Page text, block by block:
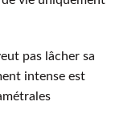
pas lâcher sa
intense est